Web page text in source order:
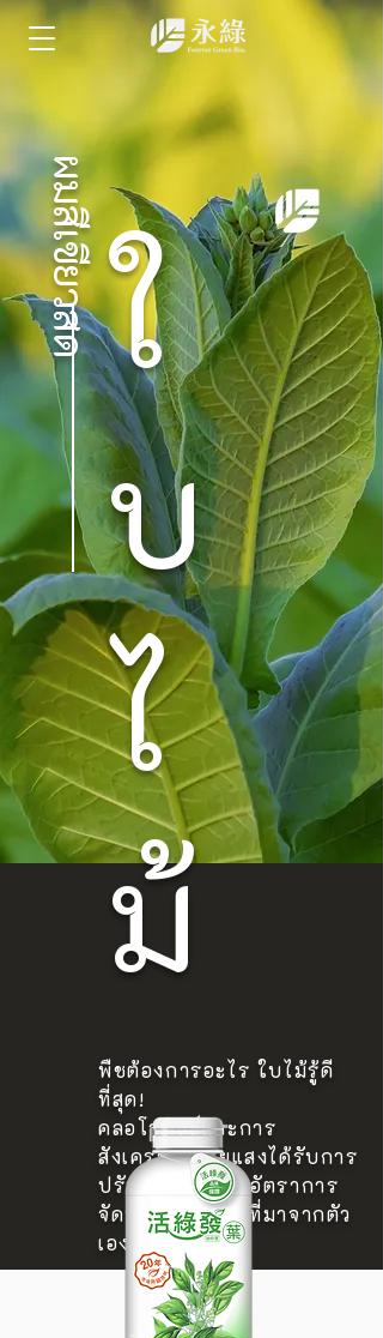
ผมสีเขียวสดใ
บ
ไ
ม้
พืชต้องการอะไร ใบไม้รู้ดี
ที่สุด!
คลอโรฟิลล์และการ
สังเคราะห์ด้วยแสงได้รับการ
ปรับปรุงเพื่อเพิ่มอัตราการ
จัดหาสารอาหารที่มาจากตัว
เอง